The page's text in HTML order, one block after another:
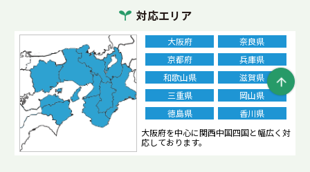
産廃コンテナ
水銀灯 単価 定義 がれき
分別
片付け
レンガ 処分費用 ペンキ
塗料
エアコン
廃棄 業務用エアコン 乾電池
電池
処分
ボタン電池 ベッド
ビーズクッション
対応エリア
大阪府
奈良県
京都府
兵庫県
和歌山県
滋賀県
三重県
岡山県
徳島県
香川県
大阪府を中心に関西中国四国と幅広く対
応しております。